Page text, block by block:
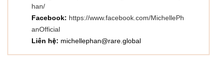
han/
Facebook: https://www.facebook.com/MichellePh
anOfficial
Liên hệ: michellephan@rare.global